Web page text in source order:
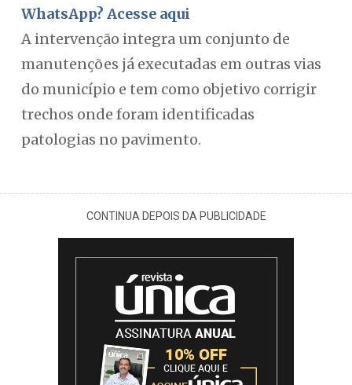
WhatsApp? Acesse aqui
A intervenção integra um conjunto de
manutenções já executadas em outras vias
do município e tem como objetivo corrigir
trechos onde foram identificadas
patologias no pavimento.
CONTINUA DEPOIS DA PUBLICIDADE